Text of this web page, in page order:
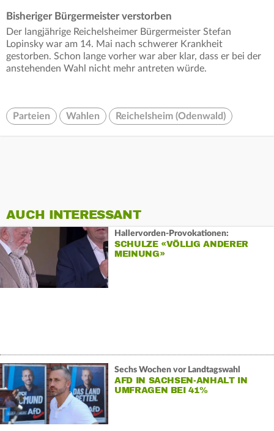
Bisheriger Bürgermeister verstorben
Der langjährige Reichelsheimer Bürgermeister Stefan
Lopinsky war am 14. Mai nach schwerer Krankheit
gestorben. Schon lange vorher war aber klar, dass er bei der
anstehenden Wahl nicht mehr antreten würde.
Parteien Wahlen Reichelsheim (Odenwald)
AUCH INTERESSANT
Hallervorden-Provokationen:
SCHULZE «VÖLLIG ANDERER
MEINUNG»
Sechs Wochen vor Landtagswahl
AFD IN SACHSEN-ANHALT IN
UMFRAGEN BEI 41%